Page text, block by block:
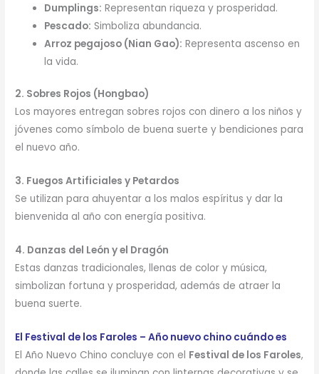
Dumplings: Representan riqueza y prosperidad.
Pescado: Simboliza abundancia.
Arroz pegajoso (Nian Gao): Representa ascenso en
la vida.
2. Sobres Rojos (Hongbao)
Los mayores entregan sobres rojos con dinero a los niños y
jóvenes como símbolo de buena suerte y bendiciones para
el nuevo año.
3. Fuegos Artificiales y Petardos
Se utilizan para ahuyentar a los malos espíritus y dar la
bienvenida al año con energía positiva.
4. Danzas del León y el Dragón
Estas danzas tradicionales, llenas de color y música,
simbolizan fortuna y prosperidad, además de atraer la
buena suerte.
El Festival de los Faroles – Año nuevo chino cuándo es
El Año Nuevo Chino concluye con el Festival de los Faroles,